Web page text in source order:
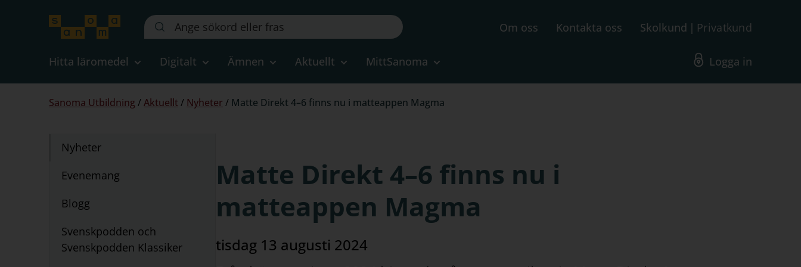
Sök
på
webbplatsen::
Om oss Kontakta oss Skolkund Privatkund
Hitta läromedel Digitalt Ämnen Aktuellt MittSanoma Logga in
Du
Sanoma Utbildning /Aktuellt/ Nyheter / Matte Direkt 4–6 finns nu i matteappen Magma
Undernavigering
"Aktuellt"
Nyheter
Evenemang
Blogg
Svenskpodden och
Svenskpodden Klassiker
Matte Direkt 4–6 finns nu i
matteappen Magma
tisdag 13 augusti 2024